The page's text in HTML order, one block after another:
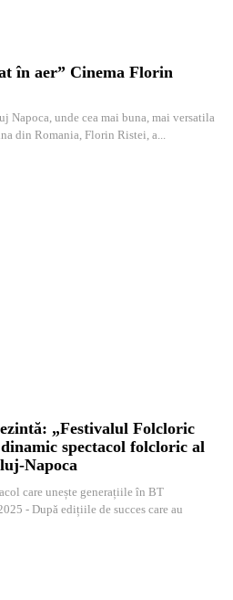
în aer” Cinema Florin
Napoca, unde cea mai buna, mai versatila
din Romania, Florin Ristei, a...
„Festivalul Folcloric
spectacol folcloric al
Napoca
care unește generațiile în BT
- După edițiile de succes care au